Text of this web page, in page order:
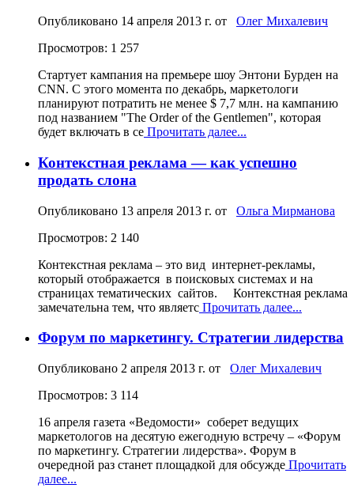
Опубликовано 14 апреля 2013 г. от Олег Михалевич
Просмотров: 1 257
Стартует кампания на премьере шоу Энтони Бурден на
CNN. С этого момента по декабрь, маркетологи
планируют потратить не менее $ 7,7 млн. на кампанию
под названием "The Order of the Gentlemen", которая
будет включать в се Прочитать далее...
Контекстная реклама — как успешно
продать слона
Опубликовано 13 апреля 2013 г. от Ольга Мирманова
Просмотров: 2 140
Контекстная реклама – это вид интернет-рекламы,
который отображается в поисковых системах и на
страницах тематических сайтов. Контекстная реклама
замечательна тем, что являетс Прочитать далее...
Форум по маркетингу. Стратегии лидерства
Опубликовано 2 апреля 2013 г. от Олег Михалевич
Просмотров: 3 114
16 апреля газета «Ведомости» соберет ведущих
маркетологов на десятую ежегодную встречу – «Форум
по маркетингу. Стратегии лидерства». Форум в
очередной раз станет площадкой для обсужде Прочитать
далее...